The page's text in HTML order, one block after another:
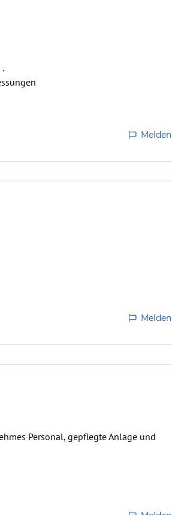
Melden
Melden
Personal, gepflegte Anlage und